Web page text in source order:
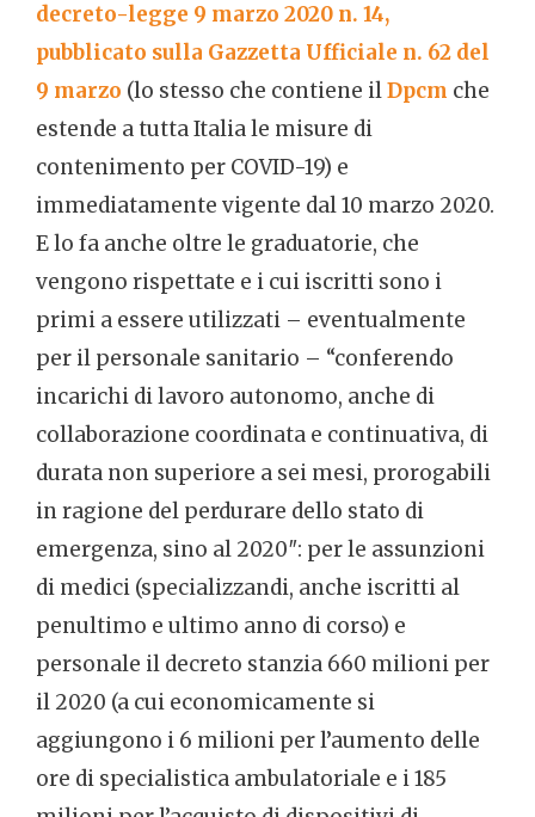
decreto-legge 9 marzo 2020 n. 14,
pubblicato sulla Gazzetta Ufficiale n. 62 del
9 marzo (lo stesso che contiene ilDpcm che
estende a tutta Italia le misure di
contenimento per COVID-19) e
immediatamente vigente dal 10 marzo 2020.
E lo fa anche oltre le graduatorie, che
vengono rispettate e i cui iscritti sono i
primi a essere utilizzati – eventualmente
per il personale sanitario – “conferendo
incarichi di lavoro autonomo, anche di
collaborazione coordinata e continuativa, di
durata non superiore a sei mesi, prorogabili
in ragione del perdurare dello stato di
emergenza, sino al 2020″: per le assunzioni
di medici (specializzandi, anche iscritti al
penultimo e ultimo anno di corso) e
personale il decreto stanzia 660 milioni per
il 2020 (a cui economicamente si
aggiungono i 6 milioni per l’aumento delle
ore di specialistica ambulatoriale e i 185